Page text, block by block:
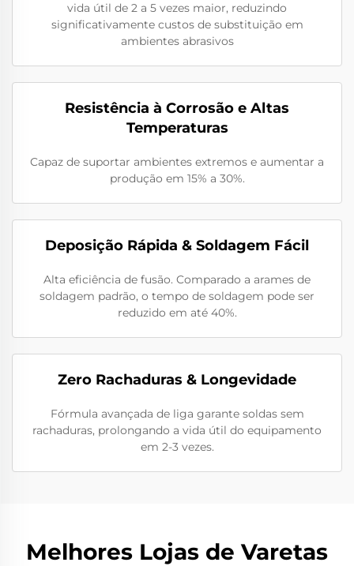
vida útil de 2 a 5 vezes maior, reduzindo
significativamente custos de substituição em
ambientes abrasivos
Resistência à Corrosão e Altas
Temperaturas
Capaz de suportar ambientes extremos e aumentar a
produção em 15% a 30%.
Deposição Rápida & Soldagem Fácil
Alta eficiência de fusão. Comparado a arames de
soldagem padrão, o tempo de soldagem pode ser
reduzido em até 40%.
Zero Rachaduras & Longevidade
Fórmula avançada de liga garante soldas sem
rachaduras, prolongando a vida útil do equipamento
em 2-3 vezes.
Melhores Lojas de Varetas